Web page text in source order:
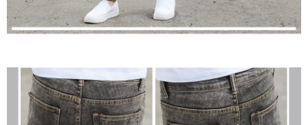
權轉讓予恩沛科技股份有限公司。
２．關於個人資料處理事宜，請瀏覽以下網址：
https://aftee.tw/terms/#terms3
任。
４．使用「AFTEE先享後付」時，將依據個別帳號之用戶狀況，依本公司即
時審查核予不同之上限額度；若仍有額度不足之情形，本公司將視審查結果
請求用戶進行身份認證。
５．嚴禁一人註冊多個帳號或使用他人資訊註冊。若發現惡意使用之情形，